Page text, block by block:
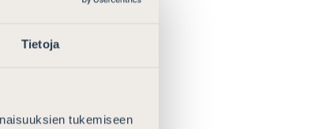
Tietoja
tukemiseen